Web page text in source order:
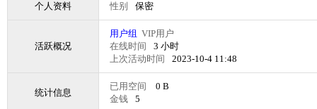
个人资料 性别 保密
活跃概况
用户组 VIP用户
在线时间
3 小时
上次活动时间
2023-10-4 11:48
统计信息
已用空间
0 B
金钱
5